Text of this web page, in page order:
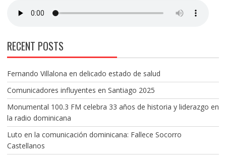
RECENT POSTS
Fernando Villalona en delicado estado de salud
Comunicadores influyentes en Santiago 2025
Monumental 100.3 FM celebra 33 años de historia y liderazgo en
la radio dominicana
Luto en la comunicación dominicana: Fallece Socorro
Castellanos